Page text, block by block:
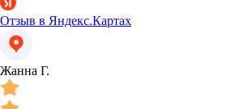
Отзыв в Яндекс.Картах
Жанна Г.